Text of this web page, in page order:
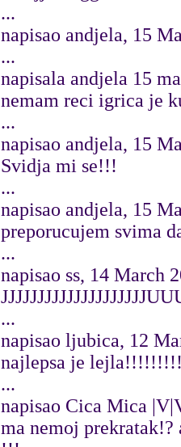
...
napisao andjela, 15
...
napisala andjela 15
nemam reci igrica je
...
napisao andjela, 15
Svidja mi se!!!
...
napisao andjela, 15
preporucujem svima
...
napisao ss, 14 March
...
napisao ljubica, 12
najlepsa je
...
napisao Cica Mica
ma nemoj prekratak!?